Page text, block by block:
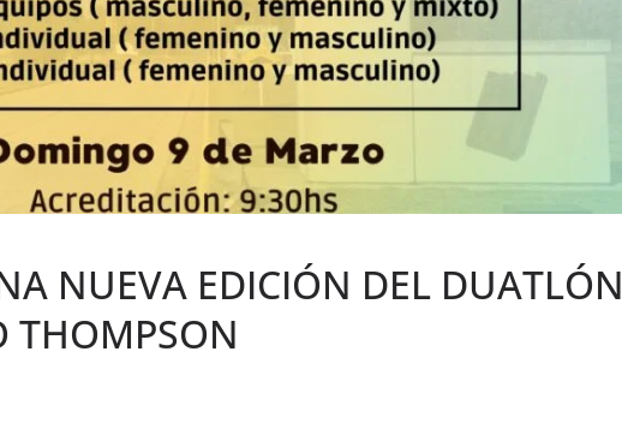
NUEVA EDICIÓN DEL DUATLÓN
THOMPSON